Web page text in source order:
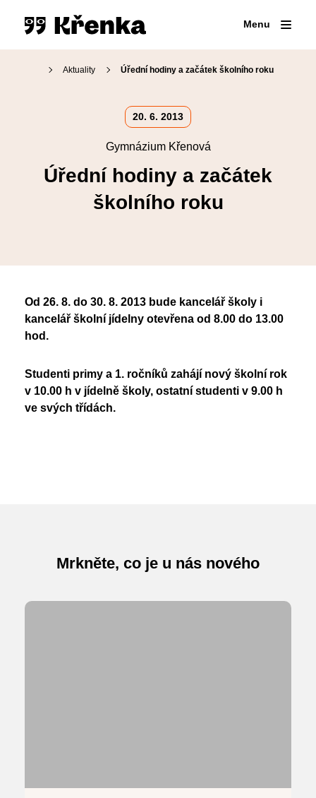
Menu
Den otevřených dveří
Přijímací zkoušky
Přípravné kurzy
Virtuální prohlídka
Kariérové poradenství
Organizace školního roku
Maturitní zkoušky
Pěvecký sbor
Studentský parlament
GeoKecy
Křenoviny
Školní jídelna
Školní knihovna
Erasmus+
Nadační fond
Vzory žádostí
Dokumenty školy
Aktuality Úřední hodiny a začátek školního roku
20. 6. 2013
Gymnázium Křenová
Úřední hodiny a začátek
školního roku
Od 26. 8. do 30. 8. 2013 bude kancelář školy i
kancelář školní jídelny otevřena od 8.00 do 13.00
hod.
Studenti primy a 1. ročníků zahájí nový školní rok
v 10.00 h v jídelně školy, ostatní studenti v 9.00 h
ve svých třídách.
Mrkněte, co je u nás nového